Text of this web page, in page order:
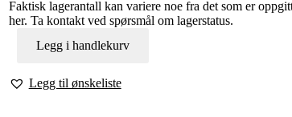
Faktisk lagerantall kan variere noe fra det som er
her. Ta kontakt ved spørsmål om lagerstatus.
Legg i handlekurv
Legg til ønskeliste